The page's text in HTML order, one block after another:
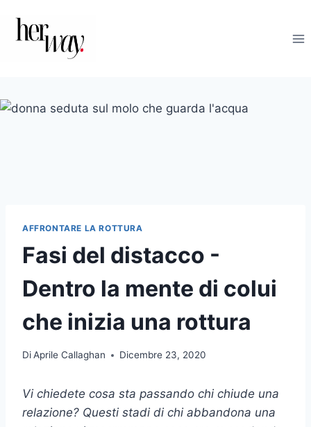
contenuto
AFFRONTARE LA ROTTURA
Fasi del distacco -
Dentro la mente di colui
che inizia una rottura
DiAprile Callaghan Dicembre 23, 2020
Vi chiedete cosa sta passando chi chiude una
relazione? Questi stadi di chi abbandona una